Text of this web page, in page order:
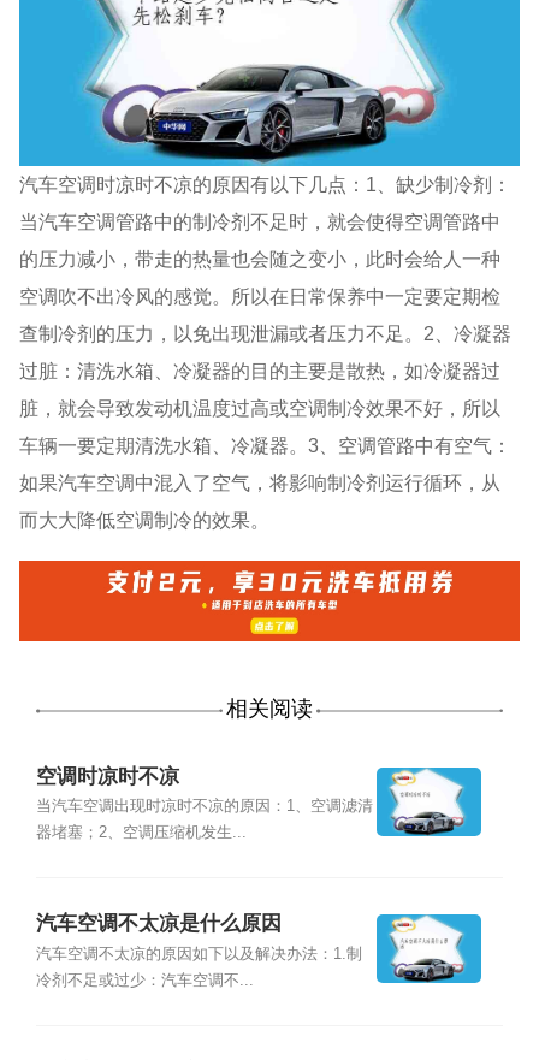
汽车空调时凉时不凉的原因有以下几点：1、缺少制冷剂：
当汽车空调管路中的制冷剂不足时，就会使得空调管路中
的压力减小，带走的热量也会随之变小，此时会给人一种
空调吹不出冷风的感觉。所以在日常保养中一定要定期检
查制冷剂的压力，以免出现泄漏或者压力不足。2、冷凝器
过脏：清洗水箱、冷凝器的目的主要是散热，如冷凝器过
脏，就会导致发动机温度过高或空调制冷效果不好，所以
车辆一要定期清洗水箱、冷凝器。3、空调管路中有空气：
如果汽车空调中混入了空气，将影响制冷剂运行循环，从
而大大降低空调制冷的效果。
相关阅读
空调时凉时不凉
当汽车空调出现时凉时不凉的原因：1、空调滤清
器堵塞；2、空调压缩机发生...
汽车空调不太凉是什么原因
汽车空调不太凉的原因如下以及解决办法：1.制
冷剂不足或过少：汽车空调不...